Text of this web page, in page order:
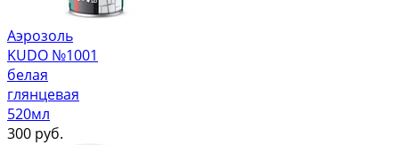
Аэрозоль
KUDO №1001
белая
глянцевая
520мл
300 руб.